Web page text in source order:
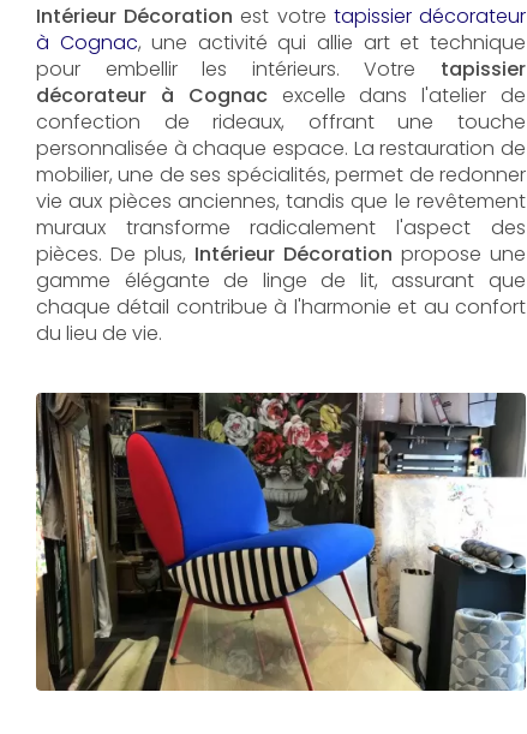
Intérieur Décoration est votre tapissier décorateur
à Cognac, une activité qui allie art et technique
pour embellir les intérieurs. Votre tapissier
décorateur à Cognacexcelle dans l'atelier de
confection de rideaux, offrant une touche
personnalisée à chaque espace. La restauration de
mobilier, une de ses spécialités, permet de redonner
vie aux pièces anciennes, tandis que le revêtement
muraux transforme radicalement l'aspect des
pièces. De plus, Intérieur Décoration propose une
gamme élégante de linge de lit, assurant que
chaque détail contribue à l'harmonie et au confort
du lieu de vie.